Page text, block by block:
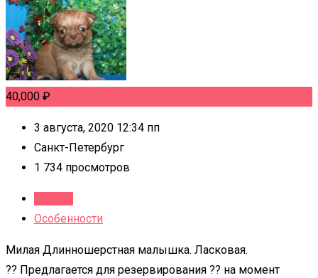
40,000 ₽
3 августа, 2020 12:34 пп
Санкт-Петербург
1 734 просмотров
Особенности
Милая Длинношерстная малышка. Ласковая.
?? Предлагается для резервирования ?? на момент